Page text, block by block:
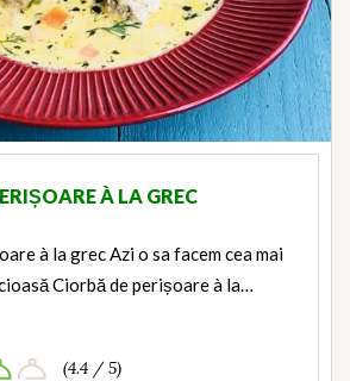
À LA GREC
à la grec Azi o sa facem cea mai
Ciorbă de perișoare à la…
(4.4 / 5)